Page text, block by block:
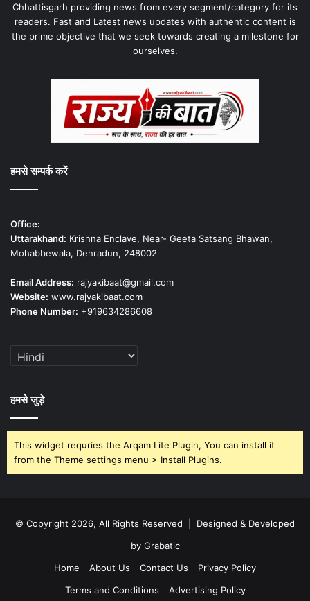
Chhattisgarh providing news from every segment/category for its
readers. Fast and Latest news updates with authentic content is
the prime objective that we seek towards creating a milestone for
ourselves.
हमसे सम्पर्क करें
Office:
Uttarakhand: Krishna Enclave, Near- Geeta Satsang Bhawan,
Mohabbewala, Dehradun, 248002
Email Address: rajyakibaat@gmail.com
Website: www.rajyakibaat.com
Phone Number: +919634286608
हमसे जुड़े
This widget requries the Arqam Lite Plugin, You can install it
from the Theme settings menu > Install Plugins.
© Copyright 2026, All Rights Reserved | Designed & Developed
by Grabatic
Home
About Us Contact Us
Privacy Policy
Terms and Conditions
Advertising Policy